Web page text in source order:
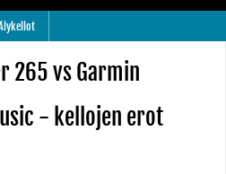
265 vs Garmin
- kellojen erot